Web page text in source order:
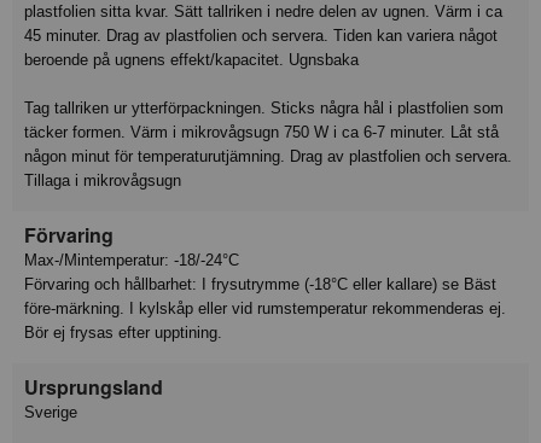
plastfolien sitta kvar. Sätt tallriken i nedre delen av ugnen. Värm i ca
45 minuter. Drag av plastfolien och servera. Tiden kan variera något
beroende på ugnens effekt/kapacitet. Ugnsbaka
Tag tallriken ur ytterförpackningen. Sticks några hål i plastfolien som
täcker formen. Värm i mikrovågsugn 750 W i ca 6-7 minuter. Låt stå
någon minut för temperaturutjämning. Drag av plastfolien och servera.
Tillaga i mikrovågsugn
Förvaring
Max-/Mintemperatur: -18/-24°C
Förvaring och hållbarhet: I frysutrymme (-18°C eller kallare) se Bäst
före-märkning. I kylskåp eller vid rumstemperatur rekommenderas ej.
Bör ej frysas efter upptining.
Ursprungsland
Sverige